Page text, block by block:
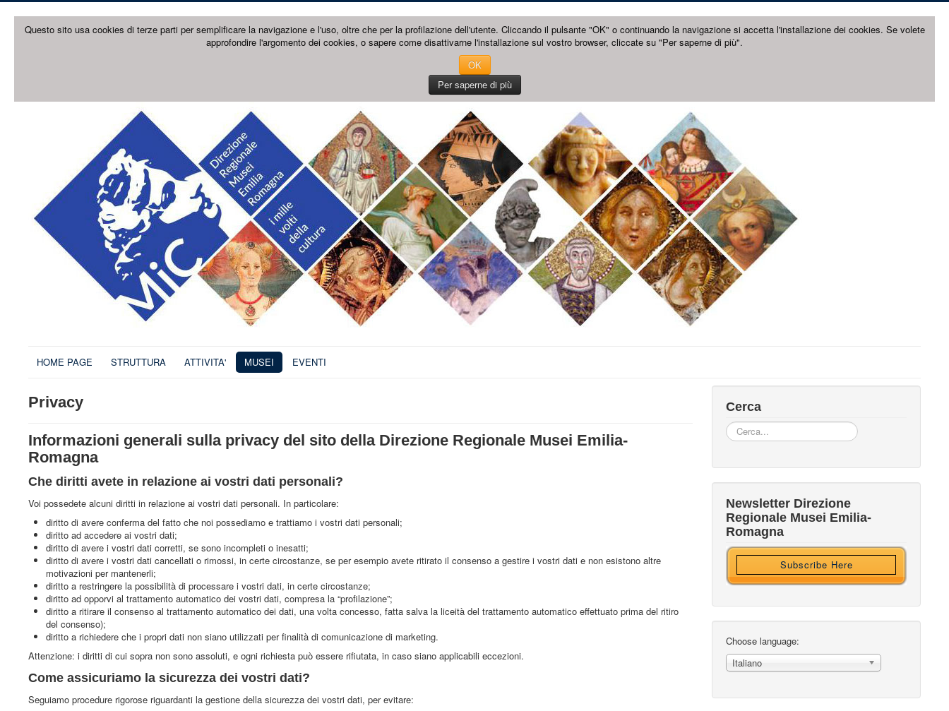
Questo sito usa cookies di terze parti per semplificare la navigazione e l'uso, oltre che per la profilazione dell'utente. Cliccando il pulsante "OK" o continuando la navigazione si accetta l'installazione dei cookies. Se volete
approfondire l'argomento dei cookies, o sapere come disattivarne l'installazione sul vostro browser, cliccate su "Per saperne di più".
OK
Per saperne di più
HOME PAGE STRUTTURA ATTIVITA' MUSEI EVENTI
Privacy
Informazioni generali sulla privacy del sito della Direzione Regionale Musei Emilia-
Romagna
Che diritti avete in relazione ai vostri dati personali?
Voi possedete alcuni diritti in relazione ai vostri dati personali. In particolare:
diritto di avere conferma del fatto che noi possediamo e trattiamo i vostri dati personali;
diritto ad accedere ai vostri dati;
diritto di avere i vostri dati corretti, se sono incompleti o inesatti;
diritto di avere i vostri dati cancellati o rimossi, in certe circostanze, se per esempio avete ritirato il consenso a gestire i vostri dati e non esistono altre
motivazioni per mantenerli;
diritto a restringere la possibilità di processare i vostri dati, in certe circostanze;
diritto ad opporvi al trattamento automatico dei vostri dati, compresa la “profilazione”;
diritto a ritirare il consenso al trattamento automatico dei dati, una volta concesso, fatta salva la liceità del trattamento automatico effettuato prima del ritiro
del consenso);
diritto a richiedere che i propri dati non siano utilizzati per finalità di comunicazione di marketing.
Attenzione: i diritti di cui sopra non sono assoluti, e ogni richiesta può essere rifiutata, in caso siano applicabili eccezioni.
Come assicuriamo la sicurezza dei vostri dati?
Seguiamo procedure rigorose riguardanti la gestione della sicurezza dei vostri dati, per evitare:
Cerca
Cerca...
Newsletter Direzione
Regionale Musei Emilia-
Romagna
Subscribe Here
Iscriviti alla nostra newsletter
Ricevi HTML?
Choose language:
Italiano